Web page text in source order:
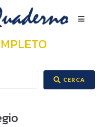
CERCA